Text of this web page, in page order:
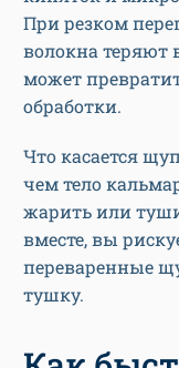
При резком
волокна теряют
может
обработки.
Что касается
чем тело
жарить или
вместе, вы
переваренные
тушку.